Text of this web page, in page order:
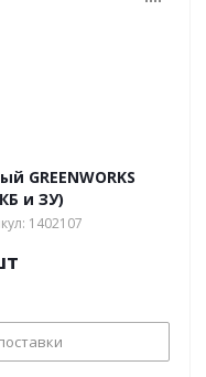
GREENWORKS
и ЗУ)
1402107